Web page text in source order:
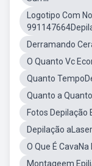
Logotipo Com
Derramando
O Quanto Vc
Quanto
Quanto a
Fotos Depilação
Depilação
O Que É
Montageem